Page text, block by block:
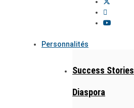
Personnalités
Success Stories
Diaspora